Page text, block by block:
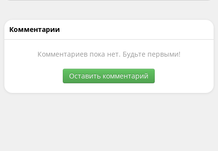
Комментарии
Комментариев пока нет. Будьте первыми!
Оставить комментарий